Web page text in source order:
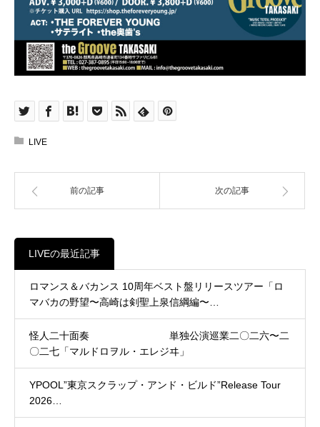
LIVE
前の記事 次の記事
LIVEの最近記事
ロマンス＆バカンス 10周年ベスト盤リリースツアー「ロ
マバカの野望〜高崎は剣聖上泉信綱編〜…
怪人二十面奏 単独公演巡業二〇二六〜二
〇二七「マルドロヲル・エレジヰ」
YPOOL”東京スクラップ・アンド・ビルド”Release Tour
2026…